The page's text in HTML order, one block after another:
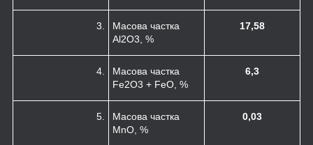
3.
Масова частка
Al2O3 , %
17,58
4.
Масова частка
Fe2O3 + FeO, %
6,3
5.
Масова частка
MnO, %
0,03